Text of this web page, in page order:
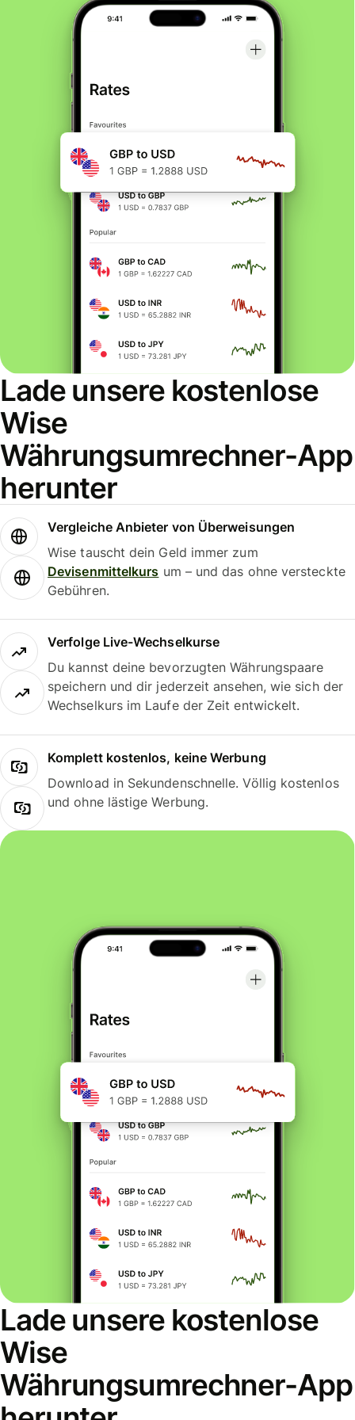
Lade unsere kostenlose
Wise
Währungsumrechner-App
herunter
Vergleiche Anbieter von Überweisungen
Wise tauscht dein Geld immer zum
Devisenmittelkurs um – und das ohne versteckte
Gebühren.
Verfolge Live-Wechselkurse
Du kannst deine bevorzugten Währungspaare
speichern und dir jederzeit ansehen, wie sich der
Wechselkurs im Laufe der Zeit entwickelt.
Komplett kostenlos, keine Werbung
Download in Sekundenschnelle. Völlig kostenlos
und ohne lästige Werbung.
Lade unsere kostenlose
Wise
Währungsumrechner-App